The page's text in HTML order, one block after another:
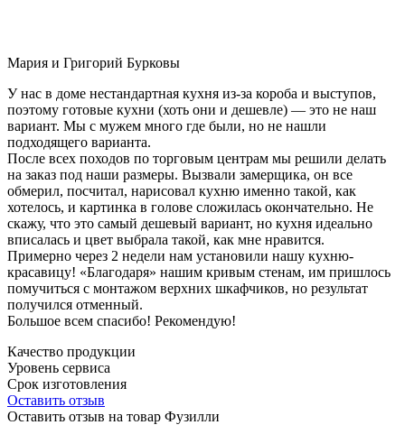
Мария и Григорий Бурковы
У нас в доме нестандартная кухня из-за короба и выступов,
поэтому готовые кухни (хоть они и дешевле) — это не наш
вариант. Мы с мужем много где были, но не нашли
подходящего варианта.
После всех походов по торговым центрам мы решили делать
на заказ под наши размеры. Вызвали замерщика, он все
обмерил, посчитал, нарисовал кухню именно такой, как
хотелось, и картинка в голове сложилась окончательно. Не
скажу, что это самый дешевый вариант, но кухня идеально
вписалась и цвет выбрала такой, как мне нравится.
Примерно через 2 недели нам установили нашу кухню-
красавицу! «Благодаря» нашим кривым стенам, им пришлось
помучиться с монтажом верхних шкафчиков, но результат
получился отменный.
Большое всем спасибо! Рекомендую!
Качество продукции
Уровень сервиса
Срок изготовления
Оставить отзыв
Оставить отзыв на товар Фузилли